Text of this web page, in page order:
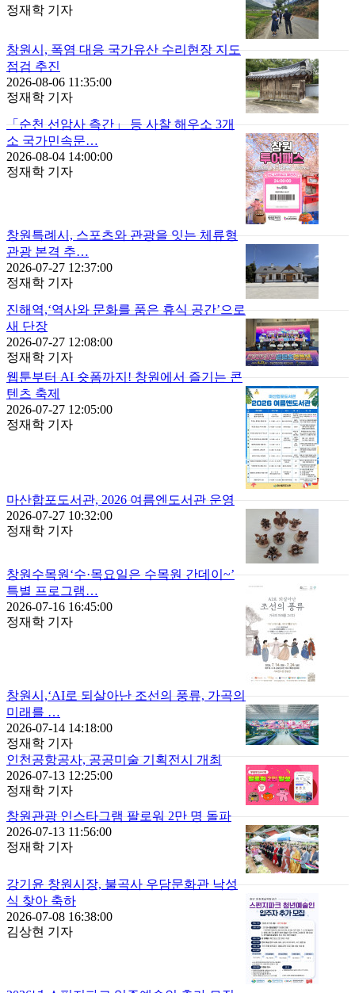
정재학 기자
창원시, 폭염 대응 국가유산 수리현장 지도
점검 추진
2026-08-06 11:35:00
정재학 기자
「순천 선암사 측간」 등 사찰 해우소 3개
소 국가민속문…
2026-08-04 14:00:00
정재학 기자
창원특례시, 스포츠와 관광을 잇는 체류형
관광 본격 추…
2026-07-27 12:37:00
정재학 기자
진해역,‘역사와 문화를 품은 휴식 공간’으로
새 단장
2026-07-27 12:08:00
정재학 기자
웹툰부터 AI 숏폼까지! 창원에서 즐기는 콘
텐츠 축제
2026-07-27 12:05:00
정재학 기자
마산합포도서관, 2026 여름엔도서관 운영
2026-07-27 10:32:00
정재학 기자
창원수목원‘수·목요일은 수목원 간데이~’
특별 프로그램…
2026-07-16 16:45:00
정재학 기자
창원시,‘AI로 되살아난 조선의 풍류, 가곡의
미래를 …
2026-07-14 14:18:00
정재학 기자
인천공항공사, 공공미술 기획전시 개최
2026-07-13 12:25:00
정재학 기자
창원관광 인스타그램 팔로워 2만 명 돌파
2026-07-13 11:56:00
정재학 기자
강기윤 창원시장, 불곡사 우담문화관 낙성
식 찾아 축하
2026-07-08 16:38:00
김상현 기자